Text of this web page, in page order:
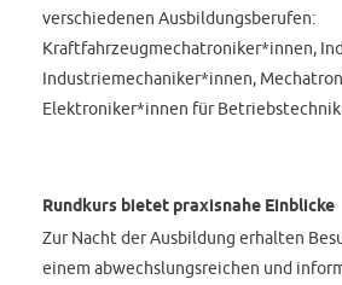
verschiedenen Ausbildungsberufen:
Kraftfahrzeugmechatroniker*innen,
Industriemechaniker*innen,
Elektroniker*innen für Betriebstechnik.
Rundkurs bietet praxisnahe Einblicke
Zur Nacht der Ausbildung erhalten
einem abwechslungsreichen und